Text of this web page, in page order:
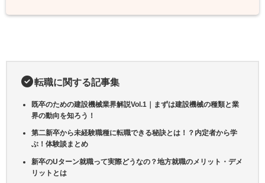
転職に関する記事集
既卒のための建設機械業界解説Vol.1｜まずは建設機械の種類と業
界の動向を知ろう！
第二新卒から未経験職種に転職できる秘訣とは！？内定者から学
ぶ！体験談まとめ
新卒のUターン就職って実際どうなの？地方就職のメリット・デメ
リットとは